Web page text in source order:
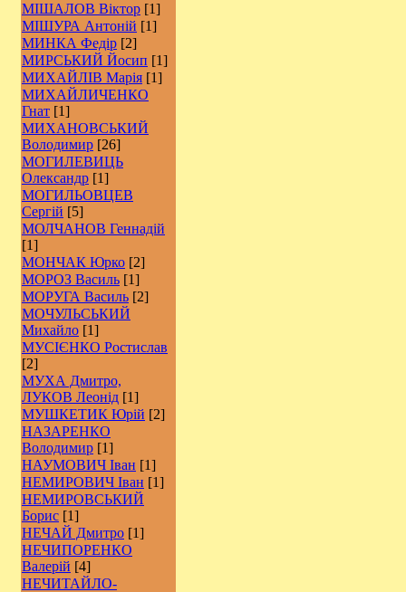
МІШАЛОВ Віктор [1]
МІШУРА Антоній [1]
МИНКА Федір [2]
МИРСЬКИЙ Йосип [1]
МИХАЙЛІВ Марія [1]
МИХАЙЛИЧЕНКО
Гнат [1]
МИХАНОВСЬКИЙ
Володимир [26]
МОГИЛЕВИЦЬ
Олександр [1]
МОГИЛЬОВЦЕВ
Сергій [5]
МОЛЧАНОВ Геннадій
[1]
МОНЧАК Юрко [2]
МОРОЗ Василь [1]
МОРУГА Василь [2]
МОЧУЛЬСЬКИЙ
Михайло [1]
МУСІЄНКО Ростислав
[2]
МУХА Дмитро,
ЛУКОВ Леонід [1]
МУШКЕТИК Юрій [2]
НАЗАРЕНКО
Володимир [1]
НАУМОВИЧ Іван [1]
НЕМИРОВИЧ Іван [1]
НЕМИРОВСЬКИЙ
Борис [1]
НЕЧАЙ Дмитро [1]
НЕЧИПОРЕНКО
Валерій [4]
НЕЧИТАЙЛО-